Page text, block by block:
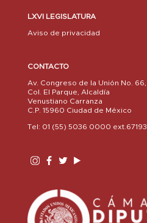
LXVI LEGISLATURA
Aviso de privacidad
CONTACTO
Av. Congreso de la Unión No. 66,
Col. El Parque, Alcaldía
Venustiano Carranza
C.P. 15960 Ciudad de México
Tel: 01 (55) 5036 0000 ext.67193